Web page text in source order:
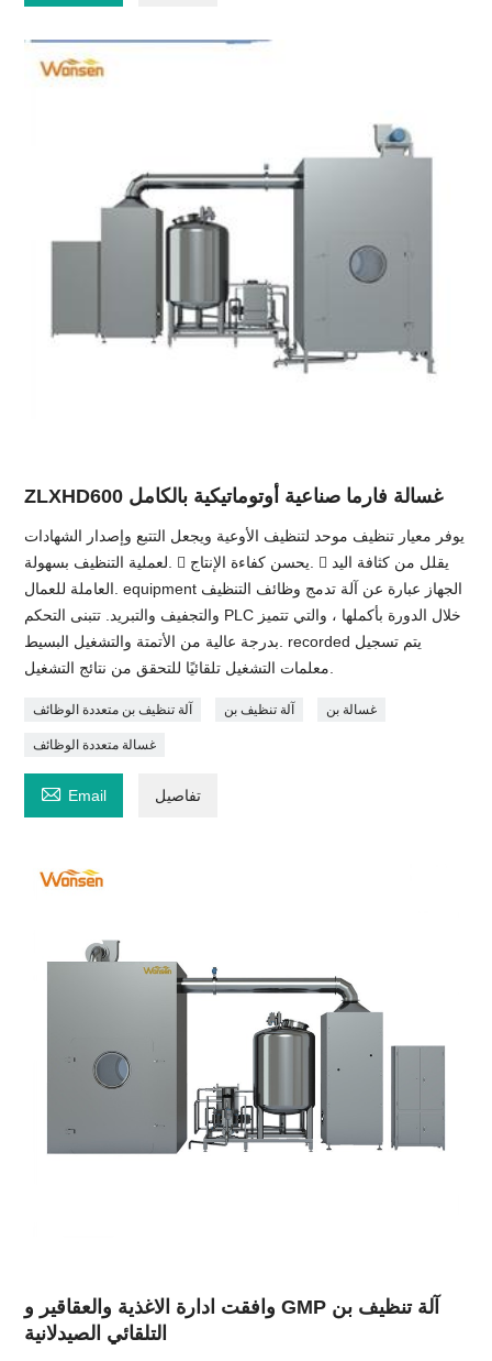
ZLXHD600 غسالة فارما صناعية أوتوماتيكية بالكامل
يوفر معيار تنظيف موحد لتنظيف الأوعية ويجعل التتبع وإصدار الشهادات
لعملية التنظيف بسهولة.  يحسن كفاءة الإنتاج.  يقلل من كثافة اليد
العاملة للعمال. equipment الجهاز عبارة عن آلة تدمج وظائف التنظيف
والتجفيف والتبريد. تتبنى التحكم PLC خلال الدورة بأكملها ، والتي تتميز
بدرجة عالية من الأتمتة والتشغيل البسيط. recorded يتم تسجيل
آلة تنظيف بن متعددة الوظائف آلة تنظيف بن غسالة بن
غسالة متعددة الوظائف
 Email تفاصيل
وافقت ادارة الاغذية والعقاقير و GMP آلة تنظيف بن
التلقائي الصيدلانية